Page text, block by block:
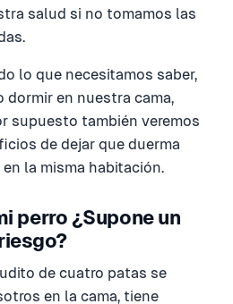
salud si no tomamos las
lo que necesitamos saber,
dormir en nuestra cama,
supuesto también veremos
de dejar que duerma
la misma habitación.
perro ¿Supone un
de cuatro patas se
en la cama, tiene